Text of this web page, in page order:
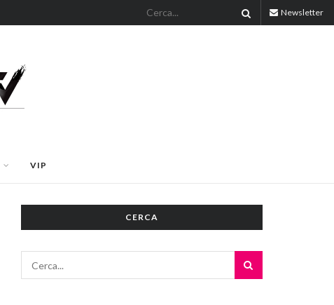
Newsletter
VIP
CERCA